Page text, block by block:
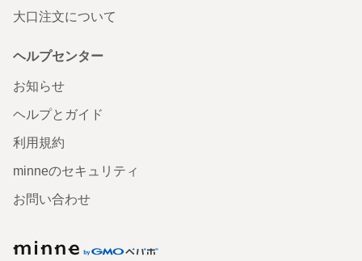
大口注文について
ヘルプセンター
お知らせ
ヘルプとガイド
利用規約
minneのセキュリティ
お問い合わせ